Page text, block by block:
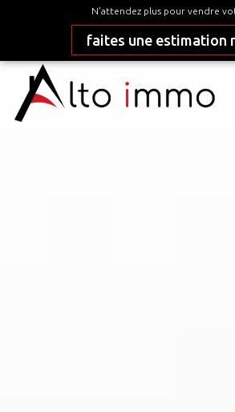
N'attendez plus pour vendre
faites une estimation